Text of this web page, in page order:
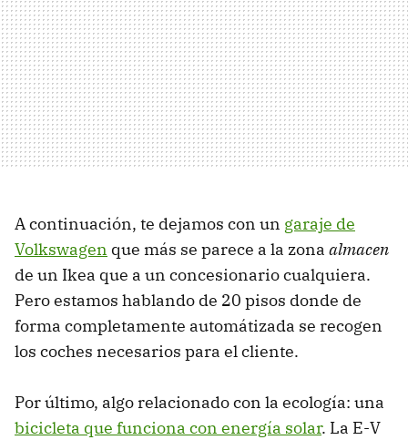
A continuación, te dejamos con un garaje de
Volkswagen que más se parece a la zona almacen
de un Ikea que a un concesionario cualquiera.
Pero estamos hablando de 20 pisos donde de
forma completamente automátizada se recogen
los coches necesarios para el cliente.
Por último, algo relacionado con la ecología: una
bicicleta que funciona con energía solar. La E-V